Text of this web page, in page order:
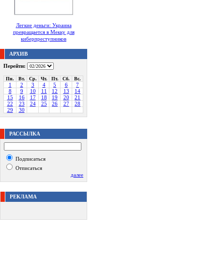
Легкие деньги: Украина
превращается в Мекку для
киберпреступников
АРХИВ
Перейти:
Пн. Вт. Ср. Чт. Пт. Сб. Вс.
1 2 3 4 5 6
7
8
9 10 11 12 13
14
15
16 17 18 19 20
21
22
23 24 25 26 27
28
29
30
РАССЫЛКА
Подписаться
Отписаться
далее
РЕКЛАМА